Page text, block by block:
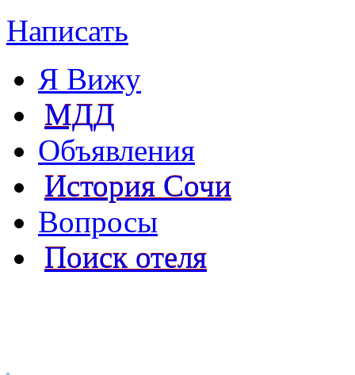
Написать
Я Вижу
МДД
Объявления
История Сочи
Вопросы
Поиск отеля